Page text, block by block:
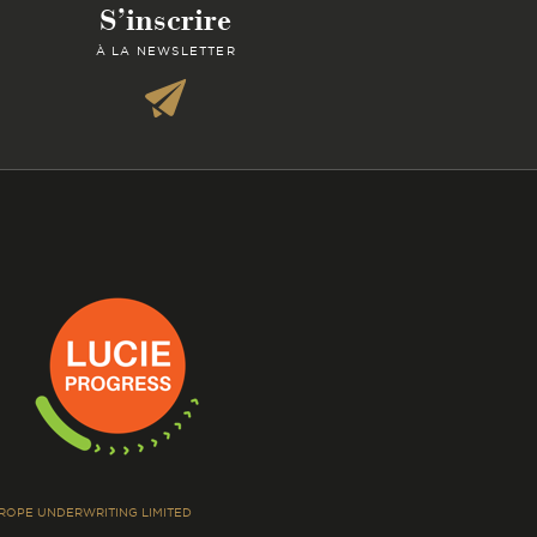
S’inscrire
À LA NEWSLETTER
UNDERWRITING LIMITED